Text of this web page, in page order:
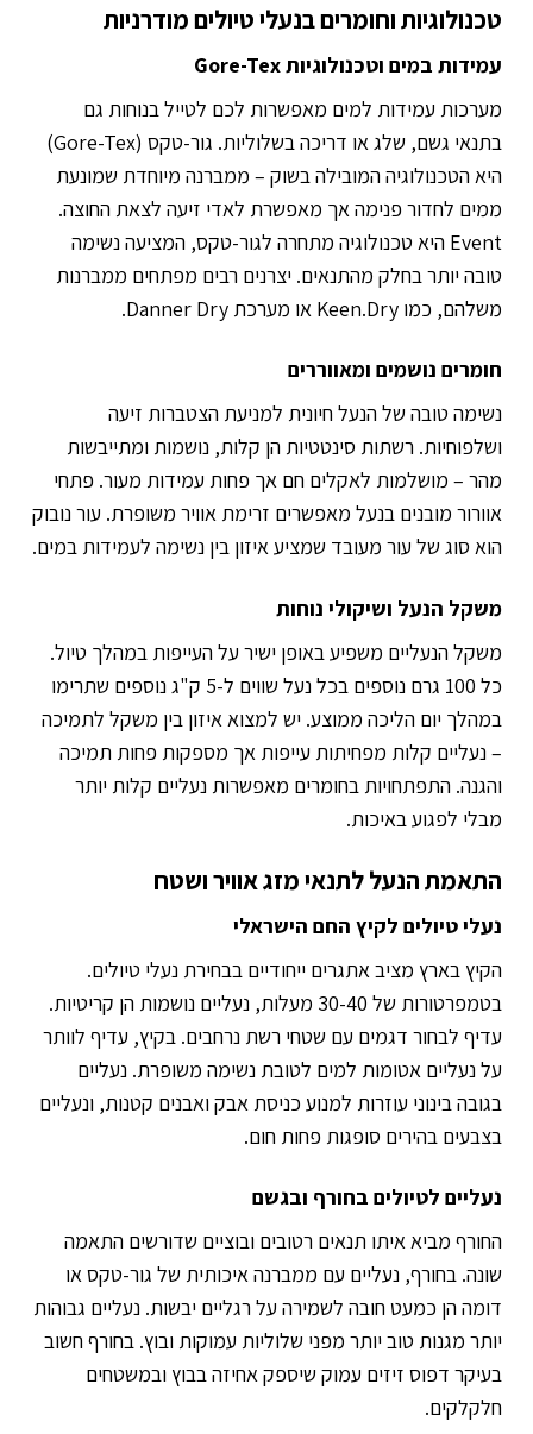
טכנולוגיות וחומרים בנעלי טיולים מודרניות
עמידות במים וטכנולוגיות Gore-Tex
מערכות עמידות למים מאפשרות לכם לטייל בנוחות גם
בתנאי גשם, שלג או דריכה בשלוליות. גור-טקס (Gore-Tex)
היא הטכנולוגיה המובילה בשוק – ממברנה מיוחדת שמונעת
ממים לחדור פנימה אך מאפשרת לאדי זיעה לצאת החוצה.
Event היא טכנולוגיה מתחרה לגור-טקס, המציעה נשימה
טובה יותר בחלק מהתנאים. יצרנים רבים מפתחים ממברנות
משלהם, כמו Keen.Dry או מערכת Danner Dry.
חומרים נושמים ומאווררים
נשימה טובה של הנעל חיונית למניעת הצטברות זיעה
ושלפוחיות. רשתות סינטטיות הן קלות, נושמות ומתייבשות
מהר – מושלמות לאקלים חם אך פחות עמידות מעור. פתחי
אוורור מובנים בנעל מאפשרים זרימת אוויר משופרת. עור נובוק
הוא סוג של עור מעובד שמציע איזון בין נשימה לעמידות במים.
משקל הנעל ושיקולי נוחות
משקל הנעליים משפיע באופן ישיר על העייפות במהלך טיול.
כל 100 גרם נוספים בכל נעל שווים ל-5 ק"ג נוספים שתרימו
במהלך יום הליכה ממוצע. יש למצוא איזון בין משקל לתמיכה
– נעליים קלות מפחיתות עייפות אך מספקות פחות תמיכה
והגנה. התפתחויות בחומרים מאפשרות נעליים קלות יותר
מבלי לפגוע באיכות.
התאמת הנעל לתנאי מזג אוויר ושטח
נעלי טיולים לקיץ החם הישראלי
הקיץ בארץ מציב אתגרים ייחודיים בבחירת נעלי טיולים.
בטמפרטורות של 30-40 מעלות, נעליים נושמות הן קריטיות.
עדיף לבחור דגמים עם שטחי רשת נרחבים. בקיץ, עדיף לוותר
על נעליים אטומות למים לטובת נשימה משופרת. נעליים
בגובה בינוני עוזרות למנוע כניסת אבק ואבנים קטנות, ונעליים
בצבעים בהירים סופגות פחות חום.
נעליים לטיולים בחורף ובגשם
החורף מביא איתו תנאים רטובים ובוציים שדורשים התאמה
שונה. בחורף, נעליים עם ממברנה איכותית של גור-טקס או
דומה הן כמעט חובה לשמירה על רגליים יבשות. נעליים גבוהות
יותר מגנות טוב יותר מפני שלוליות עמוקות ובוץ. בחורף חשוב
בעיקר דפוס זיזים עמוק שיספק אחיזה בבוץ ובמשטחים
חלקלקים.